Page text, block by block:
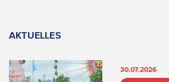
AKTUELLES
30.07.2026